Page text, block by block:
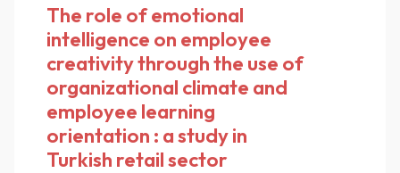
The role of emotional
intelligence on employee
creativity through the use of
organizational climate and
employee learning
orientation : a study in
Turkish retail sector